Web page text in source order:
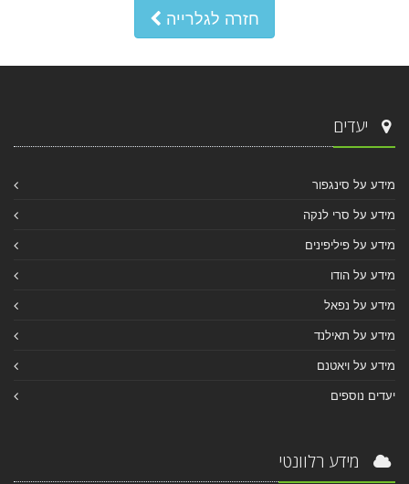
חזרה לגלרייה
יעדים
מידע על סינגפור
מידע על סרי לנקה
מידע על פיליפינים
מידע על הודו
מידע על נפאל
מידע על תאילנד
מידע על ויאטנם
יעדים נוספים
מידע רלוונטי